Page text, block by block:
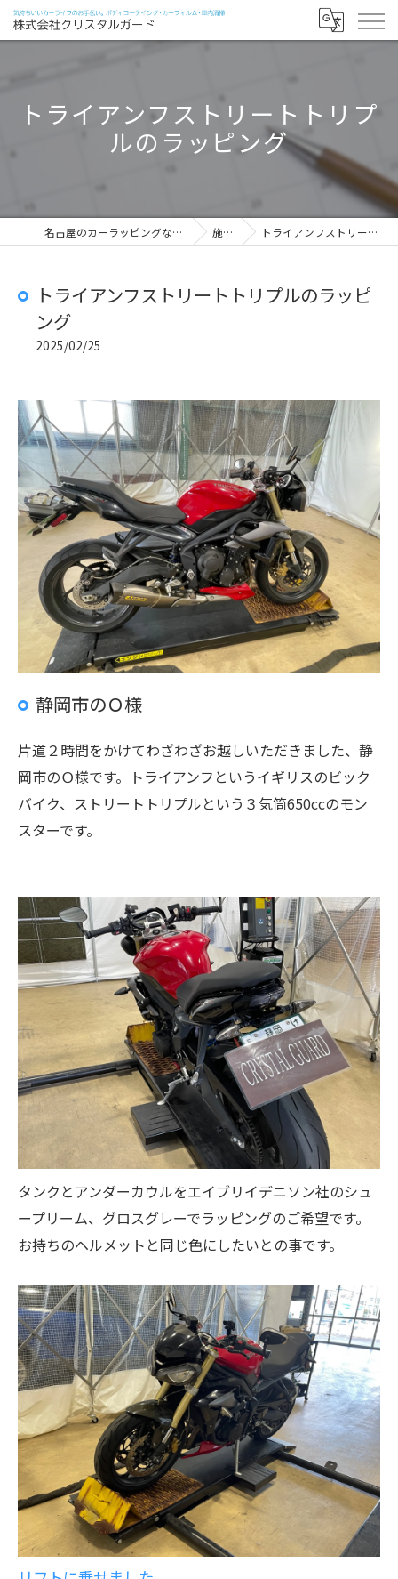
トライアンフストリートトリプ
ルのラッピング
名古屋のカーラッピングなら株式会社クリスタルガード 施工実績 トライアンフストリートトリプルのラッピング
トライアンフストリートトリプルのラッピ
ング
2025/02/25
静岡市のＯ様
片道２時間をかけてわざわざお越しいただきました、静
岡市のＯ様です。トライアンフというイギリスのビック
バイク、ストリートトリプルという３気筒650ccのモン
スターです。
タンクとアンダーカウルをエイブリイデニソン社のシュ
ープリーム、グロスグレーでラッピングのご希望です。
お持ちのヘルメットと同じ色にしたいとの事です。